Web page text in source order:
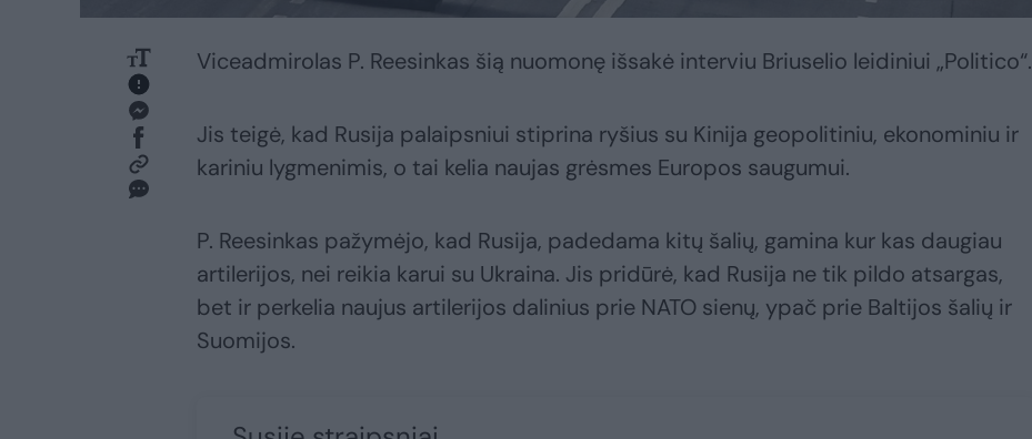
Viceadmirolas P. Reesinkas šią nuomonę išsakė interviu Briuselio leidiniui „Politico“.
Jis teigė, kad Rusija palaipsniui stiprina ryšius su Kinija geopolitiniu, ekonominiu ir
kariniu lygmenimis, o tai kelia naujas grėsmes Europos saugumui.
P. Reesinkas pažymėjo, kad Rusija, padedama kitų šalių, gamina kur kas daugiau
artilerijos, nei reikia karui su Ukraina. Jis pridūrė, kad Rusija ne tik pildo atsargas,
bet ir perkelia naujus artilerijos dalinius prie NATO sienų, ypač prie Baltijos šalių ir
Suomijos.